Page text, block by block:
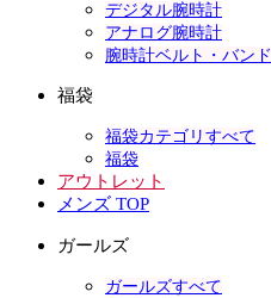
デジタル腕時計
アナログ腕時計
腕時計ベルト・バンド
福袋
福袋カテゴリすべて
福袋
アウトレット
メンズ TOP
ガールズ
ガールズすべて